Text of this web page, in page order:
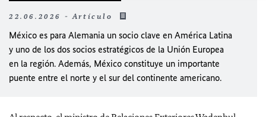
22.06.2026 - Artículo
México es para Alemania un socio clave en América Latina
y uno de los dos socios estratégicos de la Unión Europea
en la región. Además, México constituye un importante
puente entre el norte y el sur del continente americano.